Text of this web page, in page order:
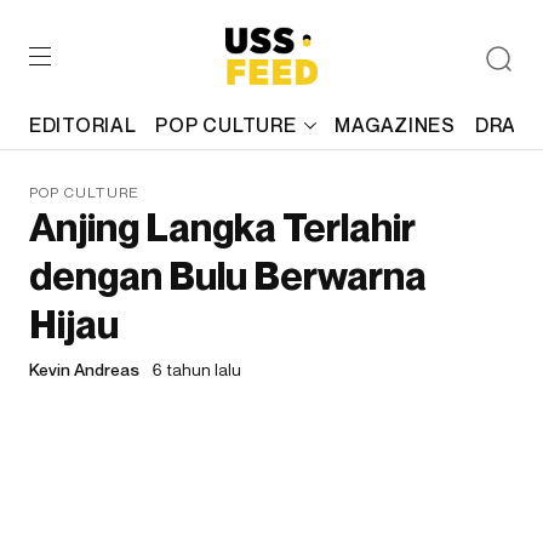
EDITORIAL POP CULTURE MAGAZINES
POP CULTURE
Anjing Langka Terlahir
dengan Bulu Berwarna
Hijau
Kevin Andreas 6 tahun lalu